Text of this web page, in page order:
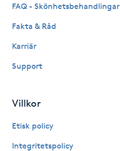
Laserbehandling
LPG
FAQ - Skönhetsbehandlingar
Fakta & Råd
Karriär
Support
Villkor
Etisk policy
Integritetspolicy